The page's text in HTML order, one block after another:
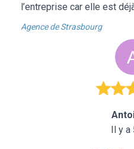
l’entreprise car elle est
Agence de Strasbourg
Il y a